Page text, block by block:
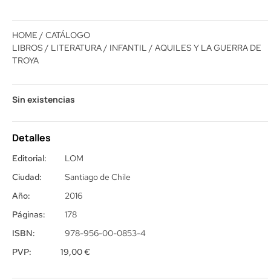
HOME / CATÁLOGO
LIBROS / LITERATURA/ INFANTIL / AQUILES Y LA GUERRA DE
TROYA
Sin existencias
Detalles
Editorial:
Ciudad:
Año:
Páginas:
ISBN:
LOM
Santiago de Chile
2016
178
978-956-00-0853-4
PVP:
19,00€